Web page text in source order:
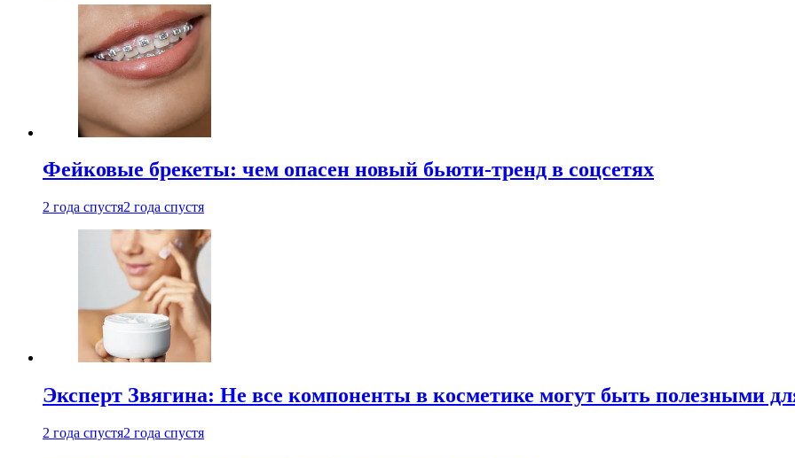
Фейковые брекеты: чем опасен новый бьюти-тренд в соцсетях
2 года спустя2 года спустя
Эксперт Звягина: Не все компоненты в косметике могут быть полезными
2 года спустя2 года спустя